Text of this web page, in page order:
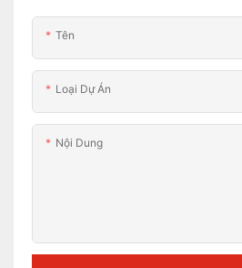
Tên
Loại Dự Án
Nội Dung